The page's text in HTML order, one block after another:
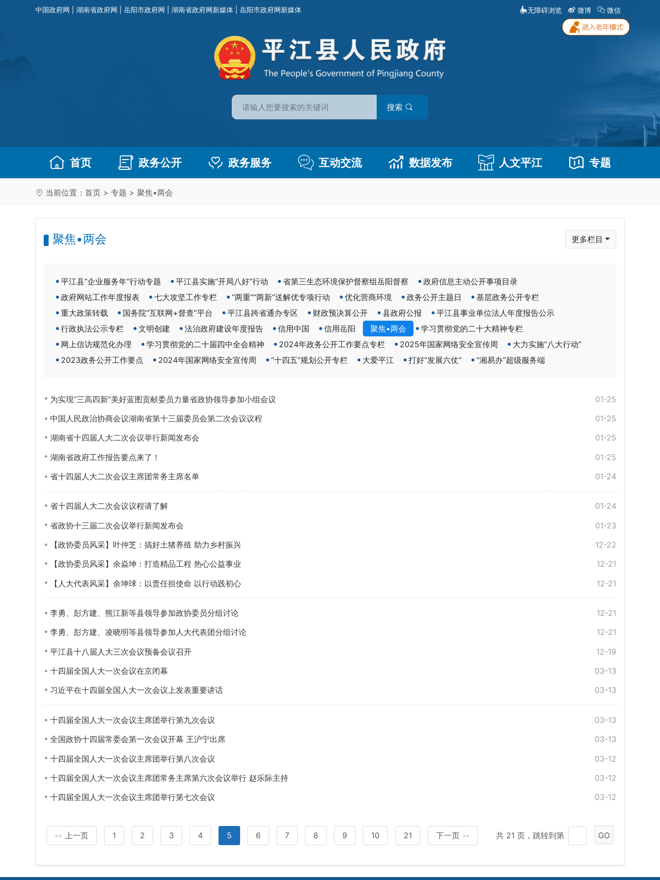
中国政府网 湖南省政府网 岳阳市政府网 湖南省政府网新媒体 岳阳市政府网新媒体 无障碍浏览 微博 微信
搜索
首页 政务公开 政务服务 互动交流 数据发布 人文平江 专题
当前位置： 首页 > 专题 > 聚焦•两会
聚焦•两会 更多栏目
平江县”企业服务年“行动专题 平江县实施“开局八好”行动 省第三生态环境保护督察组岳阳督察
政府信息主动公开事项目录
政府网站工作年度报表
七大攻坚工作专栏 “两重”“两新”送解优专项行动 优化营商环境 政务公开主题日
基层政务公开专栏
重大政策转载
国务院“互联网+督查”平台 平江县跨省通办专区 财政预决算公开 县政府公报
平江县事业单位法人年度报告公示
行政执法公示专栏
文明创建 法治政府建设年度报告 信用中国 信用岳阳 聚焦•两会
学习贯彻党的二十大精神专栏
网上信访规范化办理
学习贯彻党的二十届四中全会精神 2024年政务公开工作要点专栏 2025年国家网络安全宣传周
大力实施“八大行动”
2023政务公开工作要点
2024年国家网络安全宣传周 “十四五”规划公开专栏 大爱平江 打好“发展六仗“ “湘易办”超级服务端
01-25
为实现“三高四新”美好蓝图贡献委员力量省政协领导参加小组会议
01-25
中国人民政治协商会议湖南省第十三届委员会第二次会议议程
01-25
湖南省十四届人大二次会议举行新闻发布会
01-25
湖南省政府工作报告要点来了！
01-24
省十四届人大二次会议主席团常务主席名单
01-24
省十四届人大二次会议议程请了解
01-23
省政协十三届二次会议举行新闻发布会
12-22
【政协委员风采】叶仲芝：搞好土猪养殖 助力乡村振兴
12-21
【政协委员风采】余焱坤：打造精品工程 热心公益事业
12-21
【人大代表风采】余坤球：以责任担使命 以行动践初心
12-21
李勇、彭方建、熊江新等县领导参加政协委员分组讨论
12-21
李勇、彭方建、凌晓明等县领导参加人大代表团分组讨论
12-19
平江县十八届人大三次会议预备会议召开
03-13
十四届全国人大一次会议在京闭幕
03-13
习近平在十四届全国人大一次会议上发表重要讲话
03-13
十四届全国人大一次会议主席团举行第九次会议
03-13
全国政协十四届常委会第一次会议开幕 王沪宁出席
03-12
十四届全国人大一次会议主席团举行第八次会议
03-12
十四届全国人大一次会议主席团常务主席第六次会议举行 赵乐际主持
03-12
十四届全国人大一次会议主席团举行第七次会议
<< 上一页 1 2 3 4 5 6 7 8 9 10 21 下一页 >> 共 21 页，跳转到第 GO